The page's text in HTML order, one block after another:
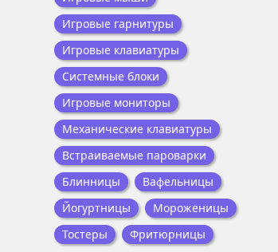
Игровые гарнитуры
Игровые клавиатуры
Системные блоки
Игровые мониторы
Механические клавиатуры
Встраиваемые пароварки
Блинницы
Вафельницы
Йогуртницы
Мороженицы
Тостеры
Фритюрницы